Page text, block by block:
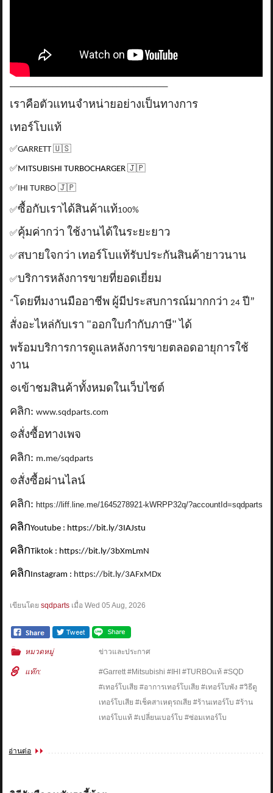
เราคือตัวแทนจำหน่ายอย่างเป็นทางการ
เทอร์โบแท้
✅GARRETT🇺🇸
✅ MITSUBISHI TURBOCHARGER 🇯🇵
✅ IHI TURBO🇯🇵
✅ซื้อกับเราได้สินค้าแท้100%
✅คุ้มค่ากว่า ใช้งานได้ในระยะยาว
✅สบายใจกว่า เทอร์โบแท้รับประกันสินค้ายาวนาน
✅บริการหลังการขายที่ยอดเยี่ยม
“ โดยทีมงานมืออาชีพ ผู้มีประสบการณ์มากกว่า24 ปี”
สั่งอะไหล่กับเรา "ออกใบกำกับภาษี" ได้
พร้อมบริการการดูแลหลังการขายตลอดอายุการใช้
งาน
⚙️เข้าชมสินค้าทั้งหมดในเว็บไซต์
คลิก:www.sqdparts.com
⚙️สั่งซื้อทางเพจ
คลิก: m.me/sqdparts
⚙️สั่งซื้อผ่านไลน์
คลิก: https://liff.line.me/1645278921-kWRPP32q/?accountId=sqdparts
คลิกYoutube : https://bit.ly/3IAJstu
คลิกTiktok : https://bit.ly/3bXmLmN
คลิก Instagram : https://bit.ly/3AFxMDx
เขียนโดยsqdparts เมื่อWed 05 Aug, 2026
หมวดหมู่ ข่าวและประกาศ
แท๊ก:
#Garrett #Mitsubishi #IHI #TURBOแท้ #SQD
#เทอร์โบเสีย #อาการเทอร์โบเสีย #เทอร์โบพัง #วิธีดู
เทอร์โบเสีย #เช็คสาเหตุรถเสีย #ร้านเทอร์โบ #ร้าน
เทอร์โบแท้ #เปลี่ยนเบอร์โบ #ซ่อมเทอร์โบ
อ่านต่อ